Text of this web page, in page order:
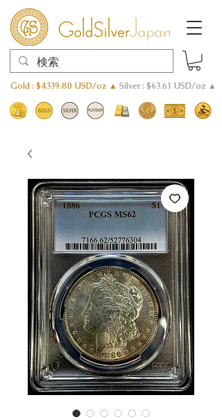
Gold : $4339.80 USD/oz ▲ Silver : $63.61 USD/oz ▲